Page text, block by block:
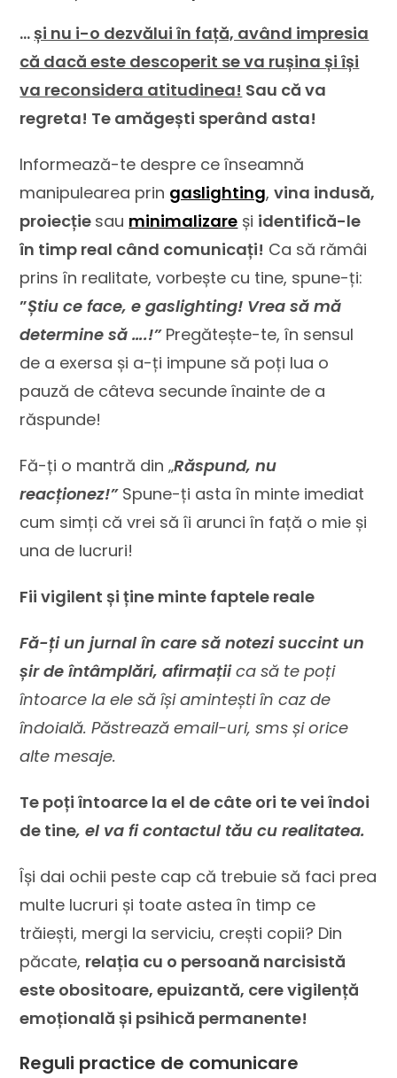
…și nu i-o dezvălui în față, având impresia
că dacă este descoperit se va rușina și își
va reconsidera atitudinea! Sau că va
regreta! Te amăgești sperând asta!
Informează-te despre ce înseamnă
manipulearea prin gaslighting,vina indusă,
proiecție sau minimalizare și identifică-le
în timp real când comunicați! Ca să rămâi
prins în realitate, vorbește cu tine, spune-ți:
”Știu ce face, e gaslighting! Vrea să mă
determine să ….!”Pregătește-te, în sensul
de a exersa și a-ți impune să poți lua o
pauză de câteva secunde înainte de a
răspunde!
Fă-ți o mantră din „Răspund, nu
reacționez!”Spune-ți asta în minte imediat
cum simți că vrei să îi arunci în față o mie și
una de lucruri!
Fii vigilent și ține minte faptele reale
Fă-ți un jurnal în care să notezi succint un
șir de întâmplări, afirmațiica să te poți
întoarce la ele să își amintești în caz de
îndoială. Păstrează email-uri, sms și orice
alte mesaje.
Te poți întoarce la el de câte ori te vei îndoi
de tine, el va fi contactul tău cu realitatea.
Își dai ochii peste cap că trebuie să faci prea
multe lucruri și toate astea în timp ce
trăiești, mergi la serviciu, crești copii? Din
păcate, relația cu o persoană narcisistă
este obositoare, epuizantă, cere vigilență
emoțională și psihică permanente!
Reguli practice de comunicare